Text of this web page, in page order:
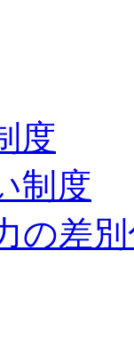
度
制度
の差